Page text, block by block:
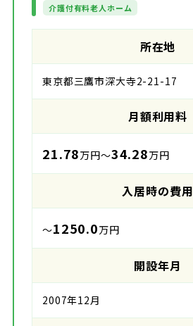
介護付有料老人ホーム
所在地
東京都三鷹市深大寺2-21-17
月額利用料
21.78万円～34.28万円
入居時の費用
～1250.0万円
開設年月
2007年12月